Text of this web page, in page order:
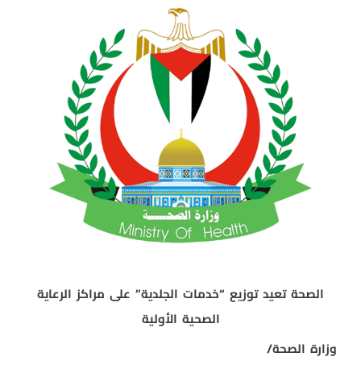
الصحة تعيد توزيع “خدمات الجلدية” على مراكز الرعاية
الصحية الأولية
وزارة الصحة/